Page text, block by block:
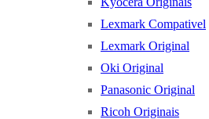
Lexmark Compativel
Lexmark Original
Oki Original
Panasonic Original
Ricoh Originais